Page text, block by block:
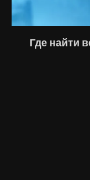
Где найти